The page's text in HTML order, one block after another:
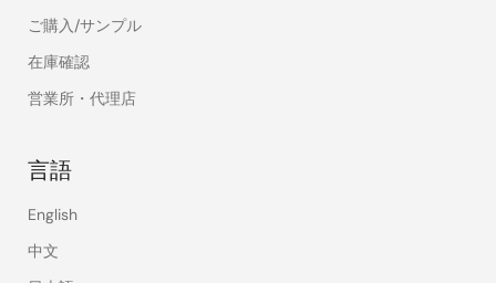
ご購入/サンプル
在庫確認
営業所・代理店
言語
English
中文